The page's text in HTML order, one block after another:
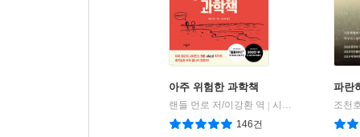
아주 위험한 과학책
랜들 먼로 저/이강환 역
시공사
146건
파란
조천